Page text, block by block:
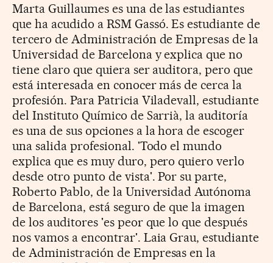
Marta Guillaumes es una de las estudiantes
que ha acudido a RSM Gassó. Es estudiante de
tercero de Administración de Empresas de la
Universidad de Barcelona y explica que no
tiene claro que quiera ser auditora, pero que
está interesada en conocer más de cerca la
profesión. Para Patricia Viladevall, estudiante
del Instituto Químico de Sarrià, la auditoría
es una de sus opciones a la hora de escoger
una salida profesional. 'Todo el mundo
explica que es muy duro, pero quiero verlo
desde otro punto de vista'. Por su parte,
Roberto Pablo, de la Universidad Autónoma
de Barcelona, está seguro de que la imagen
de los auditores 'es peor que lo que después
nos vamos a encontrar'. Laia Grau, estudiante
de Administración de Empresas en la